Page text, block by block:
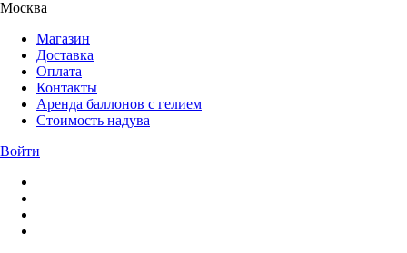
Москва
Магазин
Доставка
Оплата
Контакты
Аренда баллонов с гелием
Стоимость надува
Войти